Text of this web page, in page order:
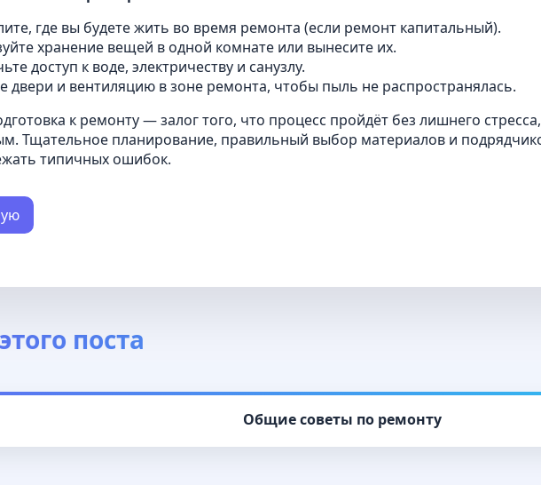
где вы будете жить во время ремонта (если ремонт капитальный).
хранение вещей в одной комнате или вынесите их.
доступ к воде, электричеству и санузлу.
двери и вентиляцию в зоне ремонта, чтобы пыль не распространялась.
к ремонту — залог того, что процесс пройдёт без лишнего
Тщательное планирование, правильный выбор материалов и
типичных ошибок.
поста
Общие советы по ремонту